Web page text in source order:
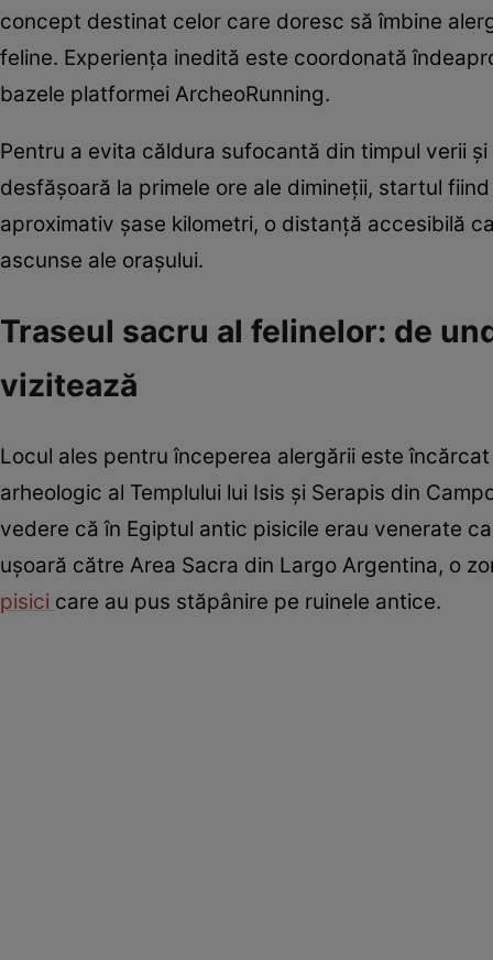
concept destinat celor care doresc să îmbine
feline. Experiența inedită este coordonată
bazele platformei ArcheoRunning.
Pentru a evita căldura sufocantă din timpul verii
desfășoară la primele ore ale dimineții, startul
aproximativ șase kilometri, o distanță accesibilă
ascunse ale orașului.
Traseul sacru al felinelor: de
vizitează
Locul ales pentru începerea alergării este
arheologic al Templului lui Isis și Serapis din
vedere că în Egiptul antic pisicile erau venerate
ușoară către Area Sacra din Largo Argentina, o
pisici care au pus stăpânire pe ruinele antice.